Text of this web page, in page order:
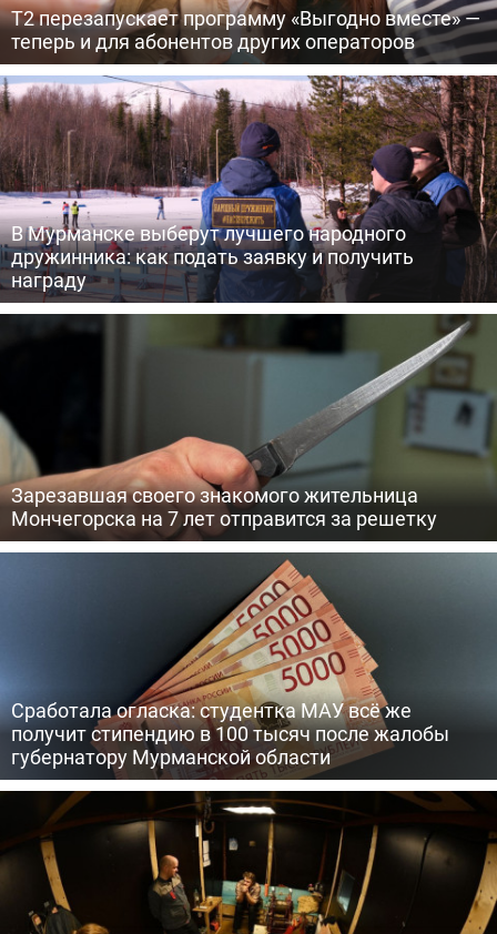
Т2 перезапускает программу «Выгодно вместе» —
теперь и для абонентов других операторов
В Мурманске выберут лучшего народного
дружинника: как подать заявку и получить
награду
Зарезавшая своего знакомого жительница
Мончегорска на 7 лет отправится за решетку
Сработала огласка: студентка МАУ всё же
получит стипендию в 100 тысяч после жалобы
губернатору Мурманской области